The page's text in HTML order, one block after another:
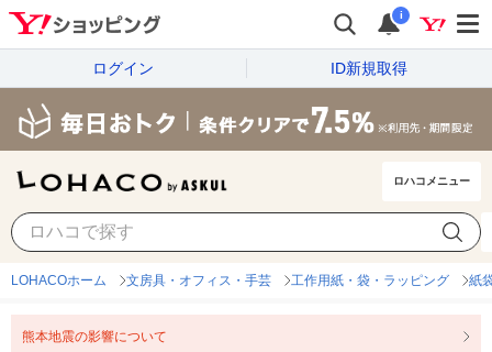
i
ログイン ID新規取得
ロハコメニュー
LOHACOホーム 文房具・オフィス・手芸 工作用紙・袋・ラッピング 紙
熊本地震の影響について